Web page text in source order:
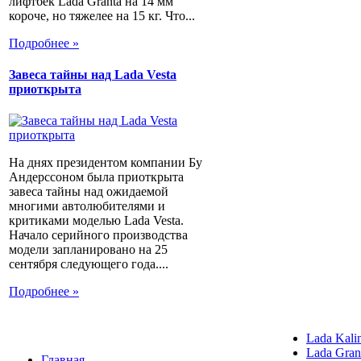
короче, но тяжелее на 15 кг. Что...
Подробнее »
Завеса тайны над Lada Vesta
приоткрыта
На днях президентом компании Бу
Андерссоном была приоткрыта
завеса тайны над ожидаемой
многими автолюбителями и
критиками моделью Lada Vesta.
Начало серийного производства
модели запланировано на 25
сентября следующего года....
Подробнее »
Lada
Lada